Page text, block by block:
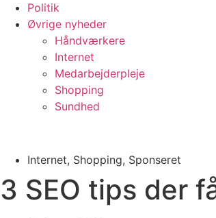
Politik
Øvrige nyheder
Håndværkere
Internet
Medarbejderpleje
Shopping
Sundhed
Internet, Shopping, Sponseret
3 SEO tips der